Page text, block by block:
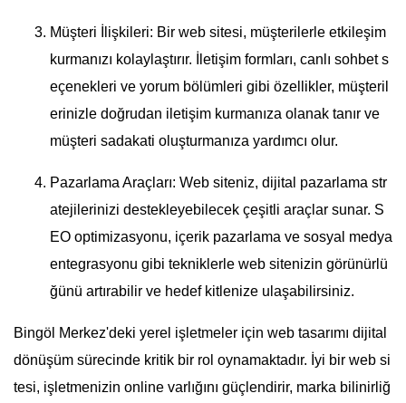
Müşteri İlişkileri: Bir web sitesi, müşterilerle etkileşim
kurmanızı kolaylaştırır. İletişim formları, canlı sohbet s
eçenekleri ve yorum bölümleri gibi özellikler, müşteril
erinizle doğrudan iletişim kurmanıza olanak tanır ve
müşteri sadakati oluşturmanıza yardımcı olur.
Pazarlama Araçları: Web siteniz, dijital pazarlama str
atejilerinizi destekleyebilecek çeşitli araçlar sunar. S
EO optimizasyonu, içerik pazarlama ve sosyal medya
entegrasyonu gibi tekniklerle web sitenizin görünürlü
ğünü artırabilir ve hedef kitlenize ulaşabilirsiniz.
Bingöl Merkez'deki yerel işletmeler için web tasarımı dijital
dönüşüm sürecinde kritik bir rol oynamaktadır. İyi bir web si
tesi, işletmenizin online varlığını güçlendirir, marka bilinirliğ